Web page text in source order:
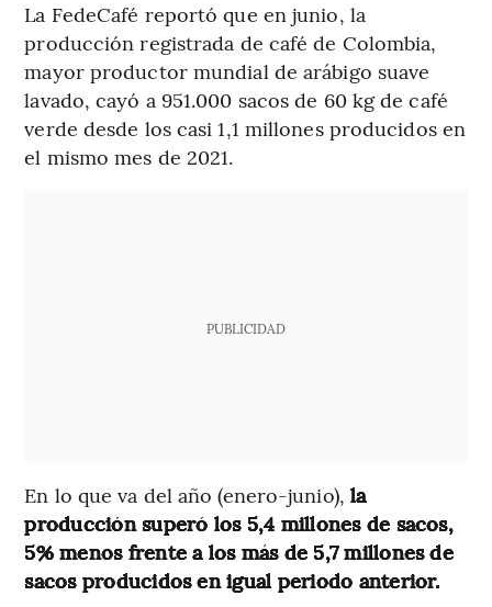
La FedeCafé reportó que en junio, la
producción registrada de café de Colombia,
mayor productor mundial de arábigo suave
lavado, cayó a 951.000 sacos de 60 kg de café
verde desde los casi 1,1 millones producidos en
el mismo mes de 2021.
PUBLICIDAD
En lo que va del año (enero-junio), la
producción superó los 5,4 millones de sacos,
5% menos frente a los más de 5,7 millones de
sacos producidos en igual periodo anterior.